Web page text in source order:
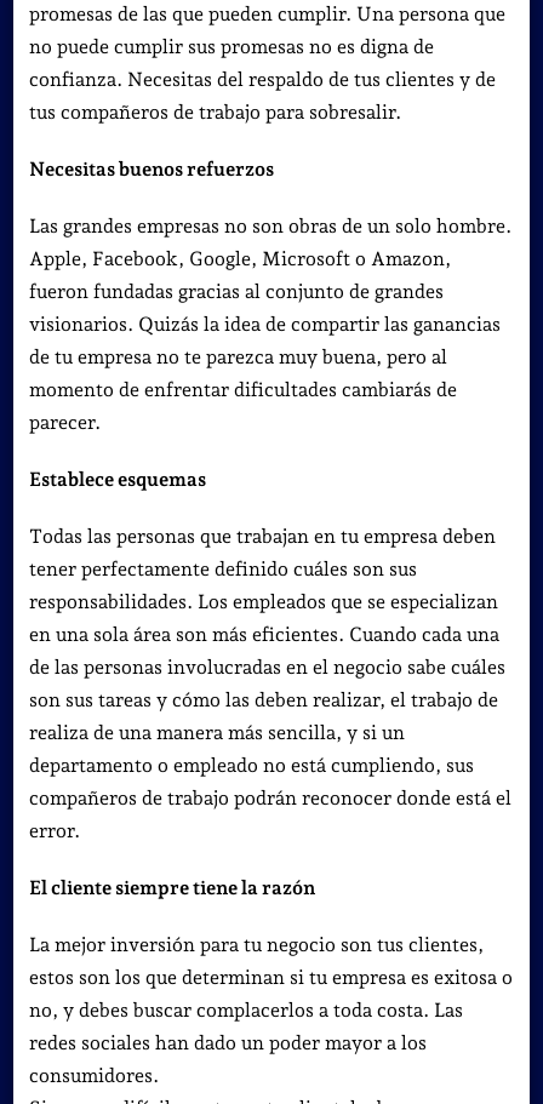
promesas de las que pueden cumplir. Una persona que
no puede cumplir sus promesas no es digna de
confianza. Necesitas del respaldo de tus clientes y de
tus compañeros de trabajo para sobresalir.
Necesitas buenos refuerzos
Las grandes empresas no son obras de un solo hombre.
Apple, Facebook, Google, Microsoft o Amazon,
fueron fundadas gracias al conjunto de grandes
visionarios. Quizás la idea de compartir las ganancias
de tu empresa no te parezca muy buena, pero al
momento de enfrentar dificultades cambiarás de
parecer.
Establece esquemas
Todas las personas que trabajan en tu empresa deben
tener perfectamente definido cuáles son sus
responsabilidades. Los empleados que se especializan
en una sola área son más eficientes. Cuando cada una
de las personas involucradas en el negocio sabe cuáles
son sus tareas y cómo las deben realizar, el trabajo de
realiza de una manera más sencilla, y si un
departamento o empleado no está cumpliendo, sus
compañeros de trabajo podrán reconocer donde está el
error.
El cliente siempre tiene la razón
La mejor inversión para tu negocio son tus clientes,
estos son los que determinan si tu empresa es exitosa o
no, y debes buscar complacerlos a toda costa. Las
redes sociales han dado un poder mayor a los
consumidores.